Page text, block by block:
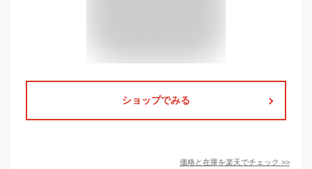
ショップでみる
価格と在庫を楽天でチェック >>